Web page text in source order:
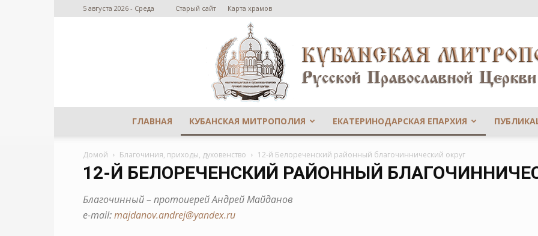
5 августа 2026 - Среда Старый сайт Карта храмов
ГЛАВНАЯ КУБАНСКАЯ МИТРОПОЛИЯ ЕКАТЕРИНОДАРСКАЯ ЕПАРХИЯ
Домой Благочиния, приходы, духовенство 12-й Белореченский районный благочиннический округ
12-Й БЕЛОРЕЧЕНСКИЙ РАЙОННЫЙ
Благочинный – протоиерей Андрей Майданов
e-mail:majdanov.andrej@yandex.ru